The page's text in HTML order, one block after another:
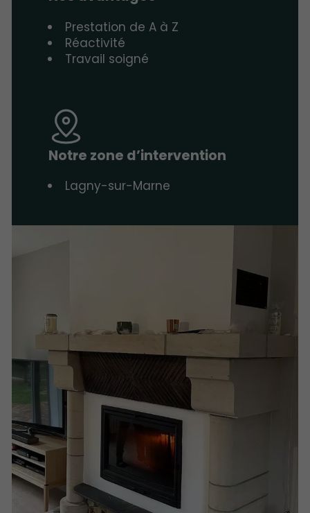
Prestation de A à Z
Réactivité
Travail soigné
Notre zone d’intervention
Lagny-sur-Marne